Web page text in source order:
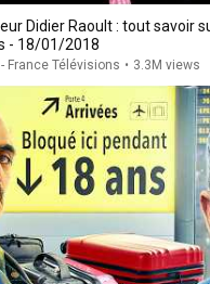
Didier Raoult : tout savoir
- 18/01/2018
France Télévisions • 3.3M views